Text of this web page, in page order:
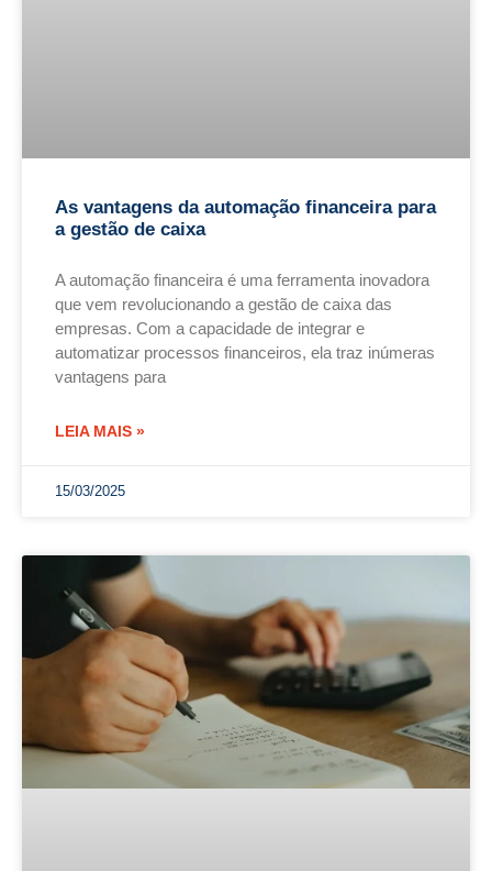
As vantagens da automação financeira para
a gestão de caixa
A automação financeira é uma ferramenta inovadora
que vem revolucionando a gestão de caixa das
empresas. Com a capacidade de integrar e
automatizar processos financeiros, ela traz inúmeras
vantagens para
LEIA MAIS »
15/03/2025